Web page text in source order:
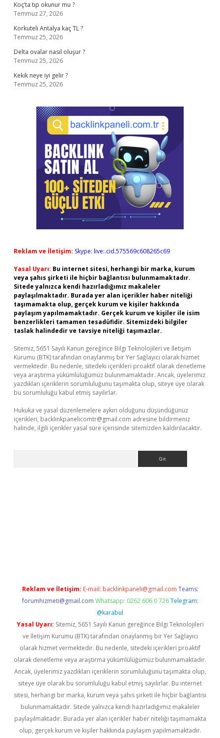
Koç’ta tıp okunur mu ?
Temmuz 27, 2026
Korkuteli Antalya kaç TL ?
Temmuz 25, 2026
Delta ovalar nasıl oluşur ?
Temmuz 25, 2026
Kekik neye iyi gelir ?
Temmuz 25, 2026
Reklam ve İletişim: Skype: live:.cid.575569c608265c69
Yasal Uyarı: Bu internet sitesi, herhangi bir marka, kurum
veya şahıs şirketi ile hiçbir bağlantısı bulunmamaktadır.
Sitede yalnızca kendi hazırladığımız makaleler
paylaşılmaktadır. Burada yer alan içerikler haber niteliği
taşımamakta olup, gerçek kurum ve kişiler hakkında
paylaşım yapılmamaktadır. Gerçek kurum ve kişiler ile isim
benzerlikleri tamamen tesadüfidir. Sitemizdeki bilgiler
taslak halindedir ve tavsiye niteliği taşımazlar.
Sitemiz, 5651 Sayılı Kanun gereğince Bilgi Teknolojileri ve İletişim
Kurumu (BTK) tarafından onaylanmış bir Yer Sağlayıcı olarak hizmet
vermektedir. Bu nedenle, sitedeki içerikleri proaktif olarak denetleme
veya araştırma yükümlülüğümüz bulunmamaktadır. Ancak, üyelerimiz
yazdıkları içeriklerin sorumluluğunu taşımakta olup, siteye üye olarak
bu sorumluluğu kabul etmiş sayılırlar.
Hukuka ve yasal düzenlemelere aykırı olduğunu düşündüğünüz
içerikleri, backlinkpanelicomtr@gmail.com adresine bildirmeniz
halinde, ilgili içerikler yasal süre içerisinde sitemizden kaldırılacaktır.
Reklam ve İletişim: E-mail: backlinkpaneli@gmail.com Teams:
forumhizmeti@gmail.com Whatsapp: 0262 606 0 726 Telegram:
@karabul
Yasal Uyarı: Sitemiz, 5651 Sayılı Kanun gereğince Bilgi Teknolojileri
ve İletişim Kurumu (BTK) tarafından onaylanmış bir Yer Sağlayıcı
olarak hizmet vermektedir. Bu nedenle, sitedeki içerikleri proaktif
olarak denetleme veya araştırma yükümlülüğümüz bulunmamaktadır.
Ancak, üyelerimiz yazdıkları içeriklerin sorumluluğunu taşımakta olup,
siteye üye olarak bu sorumluluğu kabul etmiş sayılırlar. Bu internet
sitesi, herhangi bir marka, kurum veya şahıs şirketi ile hiçbir bağlantısı
bulunmamaktadır. Sitede yalnızca kendi hazırladığımız makaleler
paylaşılmaktadır. Burada yer alan içerikler haber niteliği taşımamakta
olup, gerçek kurum ve kişiler hakkında paylaşım yapılmamaktadır.